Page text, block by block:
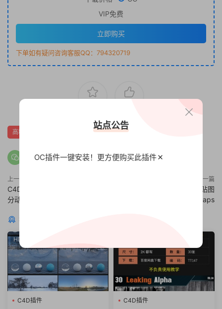
VIP免费
立即购买
下单如有疑问咨询客服QQ：794320719
高精度HDRI
上一篇
C4D教程 C4D X-Particles粒子细
分动画教程
下一篇
8幅高精度山峰地形高度置换贴图
Terrain Height Maps
猜你喜欢
HDR
C4D插件 C4D插件
站点公告
OC插件一键安装！更方便购买此插件